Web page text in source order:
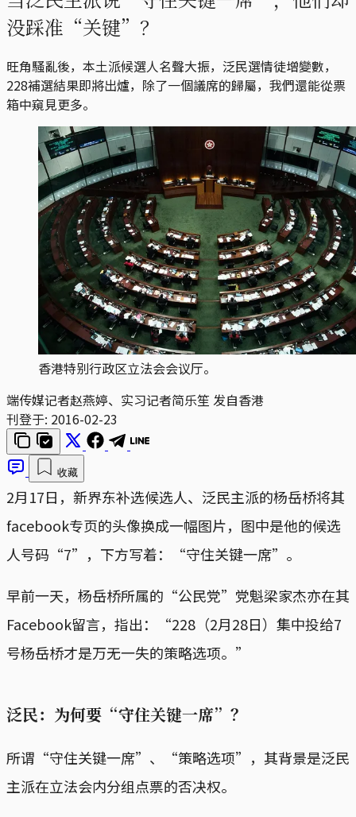
没踩准“关键”？
旺角騷亂後，本土派候選人名聲大振，泛民選情徒增變數，
228補選結果即將出爐，除了一個議席的歸屬，我們還能從票
箱中窺見更多。
香港特别行政区立法会会议厅。
端传媒记者赵燕婷、实习记者简乐笙 发自香港
刊登于: 2016-02-23
收藏
2月17日，新界东补选候选人、泛民主派的杨岳桥将其
facebook专页的头像换成一幅图片，图中是他的候选
人号码“7”，下方写着：“守住关键一席”。
早前一天，杨岳桥所属的“公民党”党魁梁家杰亦在其
Facebook留言，指出：“228（2月28日）集中投给7
号杨岳桥才是万无一失的策略选项。”
泛民：为何要“守住关键一席”？
所谓“守住关键一席”、“策略选项”，其背景是泛民
主派在立法会内分组点票的否决权。